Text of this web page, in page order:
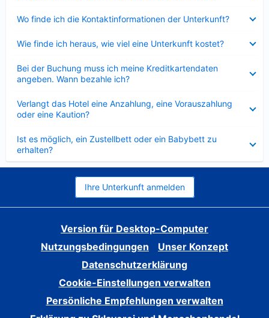
Wo finde ich die Kontaktinformationen der Unterkunft?
Wie finde ich heraus, wie viel eine Unterkunft kostet?
Bei der Buchung muss ich meine Kreditkartendaten
angeben. Wann bezahle ich?
Verlangt das Hotel eine Anzahlung, eine Vorauszahlung
oder eine Kaution?
Ist es möglich, ein Zustellbett oder ein Babybett zu
erhalten?
Ihre Unterkunft anmelden
Version für Desktop-Computer
Nutzungsbedingungen
Unser Konzept
Datenschutzerklärung
Cookie-Einstellungen verwalten
Persönliche Empfehlungen verwalten